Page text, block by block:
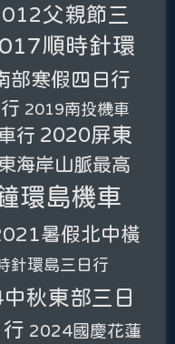
父親節三
順時針環
部寒假四日行
2019南投機車
行 2020屏東
海岸山脈最高
環島機車
暑假北中橫
針環島三日行
秋東部三日
2024國慶花蓮